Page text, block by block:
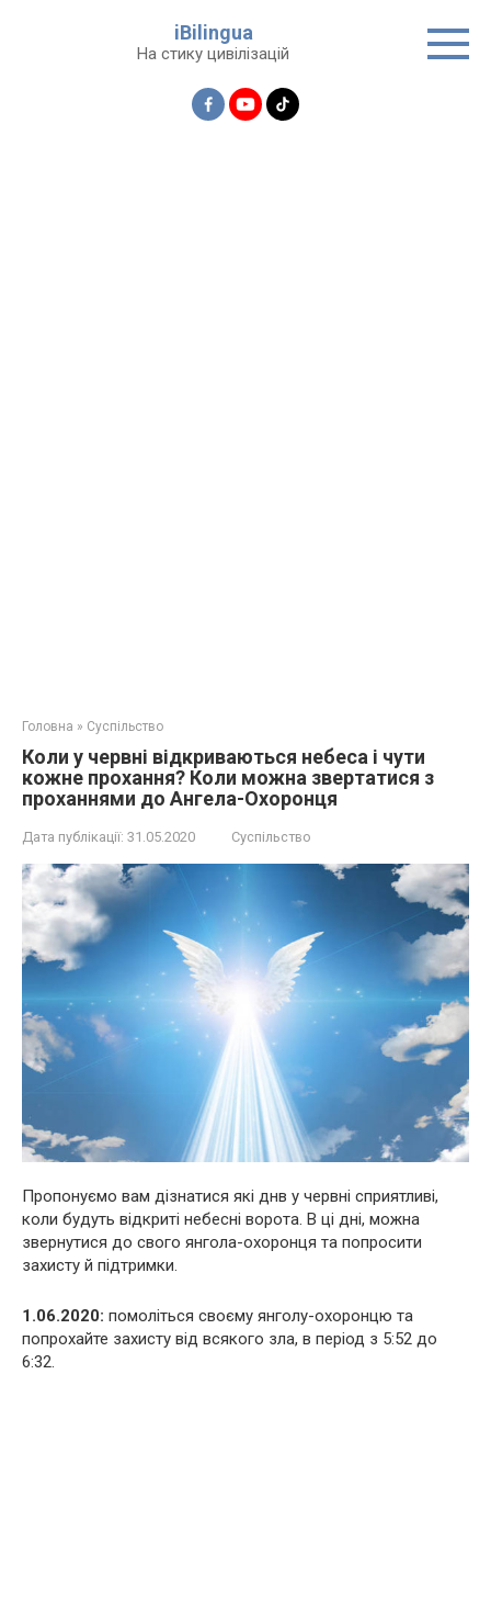
iBilingua
На стику цивілізацій
Головна » Суспільство
Коли у червні відкриваються небеса і чути
кожне прохання? Коли можна звертатися з
проханнями до Ангела-Охоронця
Дата публікації: 31.05.2020 Суспільство
Пропонуємо вам дізнатися які днв у червні сприятливі,
коли будуть відкриті небесні ворота. В ці дні, можна
звернутися до свого янгола-охоронця та попросити
захисту й підтримки.
1.06.2020: помоліться своєму янголу-охоронцю та
попрохайте захисту від всякого зла, в період з 5:52 до
6:32.